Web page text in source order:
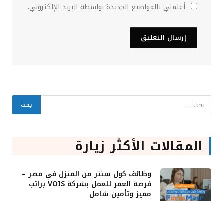
أعلمني بالمواضيع الجديدة بواسطة البريد الإلكتروني.
المقالات الأكثر زيارة
وظائف كول سنتر من المنزل في مصر –
فرصة العمر للعمل بشركة VOIS براتب
مميز وتأمين شامل